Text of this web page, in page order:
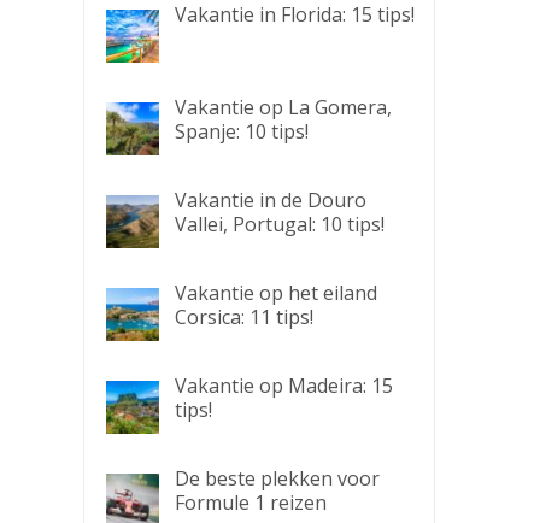
Vakantie in Florida: 15 tips!
Vakantie op La Gomera,
Spanje: 10 tips!
Vakantie in de Douro
Vallei, Portugal: 10 tips!
Vakantie op het eiland
Corsica: 11 tips!
Vakantie op Madeira: 15
tips!
De beste plekken voor
Formule 1 reizen